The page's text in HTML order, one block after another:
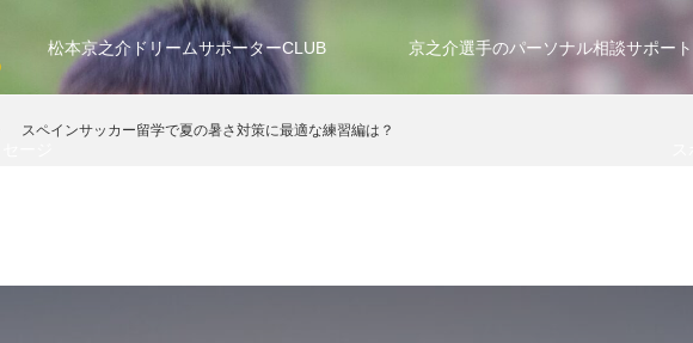
松本京之介ドリームサポーターCLUB 京之介選手のパーソナル相談サポート
スペインサッカー留学で夏の暑さ対策に最適な練習編は？